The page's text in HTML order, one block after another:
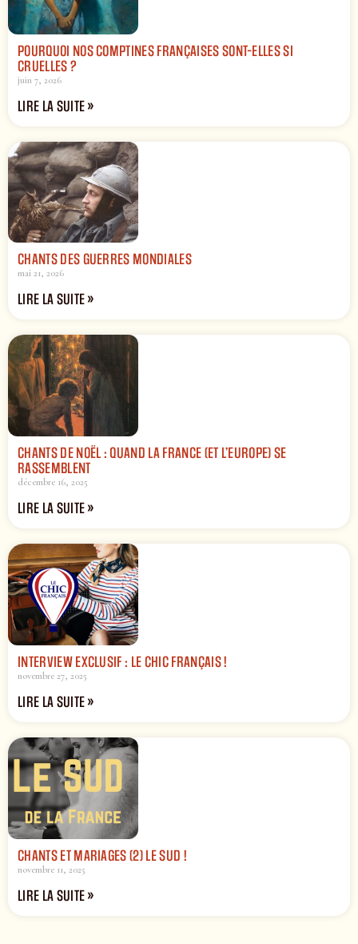
POURQUOI NOS COMPTINES FRANÇAISES SONT-ELLES SI
CRUELLES ?
juin 7, 2026
LIRE LA SUITE »
CHANTS DES GUERRES MONDIALES
mai 21, 2026
LIRE LA SUITE »
CHANTS DE NOËL : QUAND LA FRANCE (ET L’EUROPE) SE
RASSEMBLENT
décembre 16, 2025
LIRE LA SUITE »
INTERVIEW EXCLUSIF : LE CHIC FRANÇAIS !
novembre 27, 2025
LIRE LA SUITE »
CHANTS ET MARIAGES (2) LE SUD !
novembre 11, 2025
LIRE LA SUITE »